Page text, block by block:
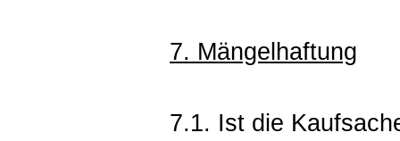
7. Mängelhaftung
7.1. Ist die